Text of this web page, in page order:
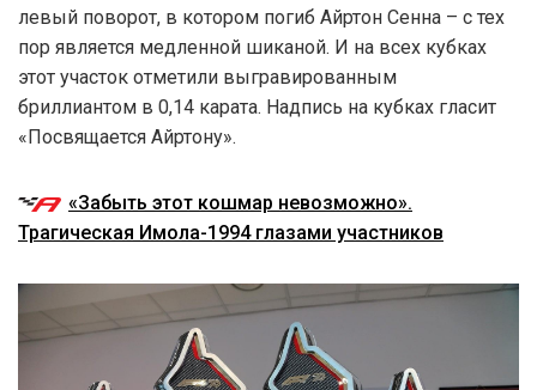
левый поворот, в котором погиб Айртон Сенна – с тех
пор является медленной шиканой. И на всех кубках
этот участок отметили выгравированным
бриллиантом в 0,14 карата. Надпись на кубках гласит
«Посвящается Айртону».
«Забыть этот кошмар невозможно».
Трагическая Имола-1994 глазами участников